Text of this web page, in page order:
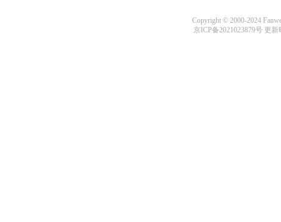
Copyright © 2000-2024
京ICP备2021023879号更新